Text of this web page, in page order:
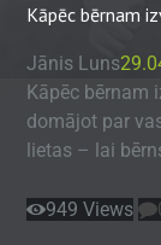
Kāpēc bērnam
Jānis Luns
Kāpēc bērnam
domājot par
lietas – lai
949 Views